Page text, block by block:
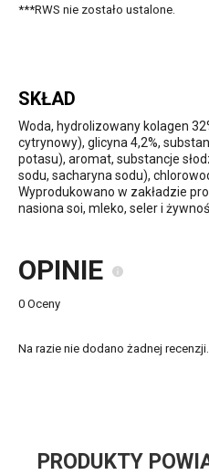
***RWS nie zostało ustalone.
SKŁAD
Woda, hydrolizowany kolagen
cytrynowy), glicyna 4,2%,
potasu), aromat, substancje
sodu, sacharyna sodu),
Wyprodukowano w zakładzie
nasiona soi, mleko, seler i
OPINIE
0 Oceny
Na razie nie dodano żadnej recenzji.
PRODUKTY